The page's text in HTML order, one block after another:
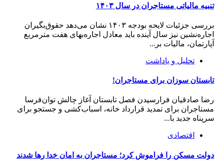
تنبیه مالیاتی مستاجران در سال ۱۴۰۳
بررسی جزئیات لایحه بودجه ۱۴۰۳ نشان می‌دهد حقوق‌بگیران
اجاره‌نشین نیز سال آینده باید معادل اجاره‌بهای هفت مترمربع
آپارتمان، مالیات بر...
تحلیل و یاداشت
تابستان سوزان برای مستاجران!
رضا صادقیان فرارسیدن فصل تابستان آغاز چالش توان‌فرسا
مستاجران برای تمدید قرارداد خانه، اسباب‌کشی و جستجو برای
سرپناه جدید با...
اقتصادی
دولت مسکن را فراموش کرد؛ مستاجران به امان خدا رها شدند